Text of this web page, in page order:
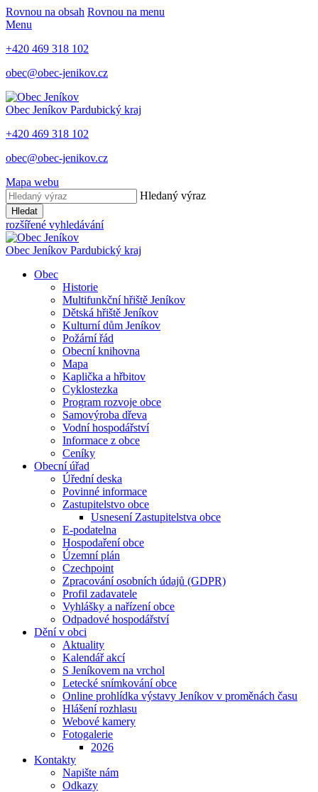
Rovnou na obsah Rovnou na menu
Menu
+420 469 318 102
obec@obec-jenikov.cz
Obec Jeníkov Pardubický kraj
+420 469 318 102
obec@obec-jenikov.cz
Mapa webu
Hledaný výraz
Hledat
rozšířené vyhledávání
Obec Jeníkov Pardubický kraj
Obec
Historie
Multifunkční hřiště Jeníkov
Dětská hřiště Jeníkov
Kulturní dům Jeníkov
Požární řád
Obecní knihovna
Mapa
Kaplička a hřbitov
Cyklostezka
Program rozvoje obce
Samovýroba dřeva
Vodní hospodářství
Informace z obce
Ceníky
Obecní úřad
Úřední deska
Povinné informace
Zastupitelstvo obce
Usnesení Zastupitelstva obce
E-podatelna
Hospodaření obce
Územní plán
Czechpoint
Zpracování osobních údajů (GDPR)
Profil zadavatele
Vyhlášky a nařízení obce
Odpadové hospodářství
Dění v obci
Aktuality
Kalendář akcí
S Jeníkovem na vrchol
Letecké snímkování obce
Online prohlídka výstavy Jeníkov v proměnách času
Hlášení rozhlasu
Webové kamery
Fotogalerie
2026
Kontakty
Napište nám
Odkazy